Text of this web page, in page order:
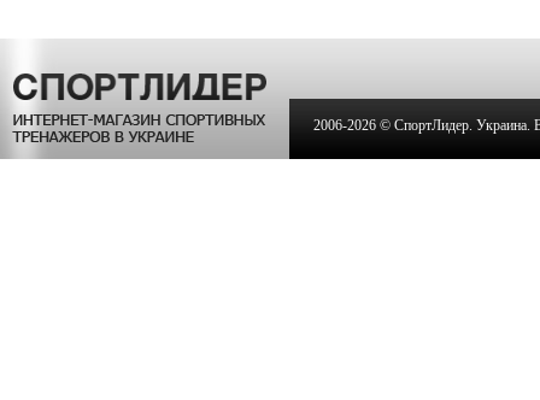
2006-2026 © СпортЛидер. Украина.